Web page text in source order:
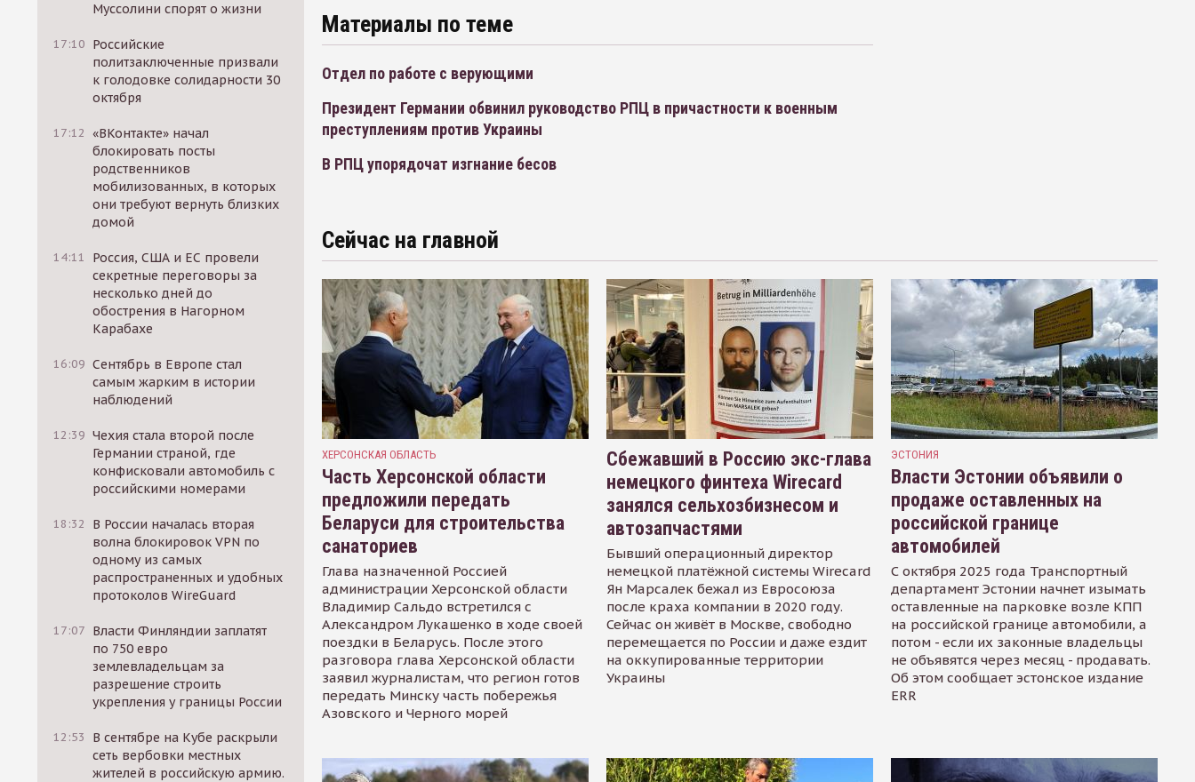
Муссолини спорят о жизни
17:10 Российские
политзаключенные призвали
к голодовке солидарности 30
октября
17:12 «ВКонтакте» начал
блокировать посты
родственников
мобилизованных, в которых
они требуют вернуть близких
домой
14:11
Россия, США и ЕС провели
секретные переговоры за
несколько дней до
обострения в Нагорном
Карабахе
16:09 Сентябрь в Европе стал
самым жарким в истории
наблюдений
12:39 Чехия стала второй после
Германии страной, где
конфисковали автомобиль с
российскими номерами
18:32
В России началась вторая
волна блокировок VPN по
одному из самых
распространенных и удобных
протоколов WireGuard
17:07 Власти Финляндии заплатят
по 750 евро
землевладельцам за
разрешение строить
укрепления у границы России
12:53
В сентябре на Кубе раскрыли
сеть вербовки местных
жителей в российскую армию.
Материалы по теме
Отдел по работе с верующими
Президент Германии обвинил руководство РПЦ в причастности к военным
преступлениям против Украины
В РПЦ упорядочат изгнание бесов
Сейчас на главной
ХЕРСОНСКАЯ ОБЛАСТЬ
Часть Херсонской области
предложили передать
Беларуси для строительства
санаториев
Глава назначенной Россией
администрации Херсонской области
Владимир Сальдо встретился с
Александром Лукашенко в ходе своей
поездки в Беларусь. После этого
разговора глава Херсонской области
заявил журналистам, что регион готов
передать Минску часть побережья
Азовского и Черного морей
Сбежавший в Россию экс-глава
немецкого финтеха Wirecard
занялся сельхозбизнесом и
автозапчастями
Бывший операционный директор
немецкой платёжной системы Wirecard
Ян Марсалек бежал из Евросоюза
после краха компании в 2020 году.
Сейчас он живёт в Москве, свободно
перемещается по России и даже ездит
на оккупированные территории
Украины
ЭСТОНИЯ
Власти Эстонии объявили о
продаже оставленных на
российской границе
автомобилей
С октября 2025 года Транспортный
департамент Эстонии начнет изымать
оставленные на парковке возле КПП
на российской границе автомобили, а
потом - если их законные владельцы
не объявятся через месяц - продавать.
Об этом сообщает эстонское издание
ERR